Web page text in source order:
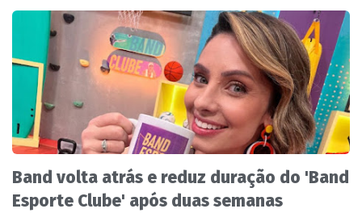
Band volta atrás e reduz duração do 'Band
Esporte Clube' após duas semanas